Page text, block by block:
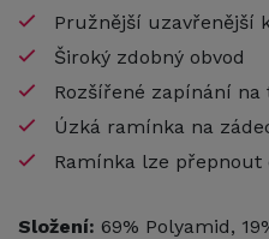
Pružnější uzavřenější
Široký zdobný obvod
Rozšířené zapínání
Úzká ramínka na
Ramínka lze přepnout
Složení: 69% Polyamid,